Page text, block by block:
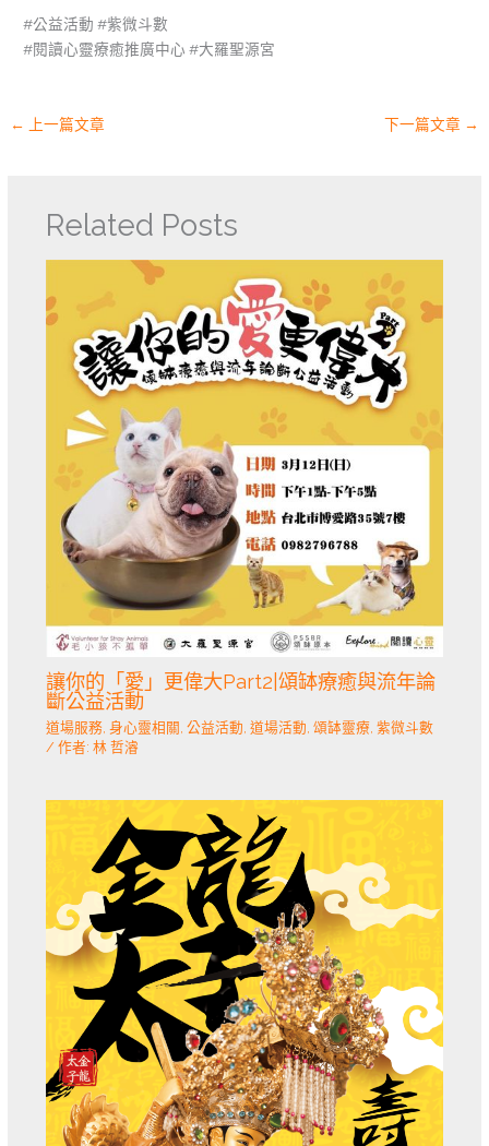
#公益活動 #紫微斗數
#閱讀心靈療癒推廣中心 #大羅聖源宮
← 上一篇文章 下一篇文章 →
Related Posts
讓你的「愛」更偉大Part2|頌缽療癒與流年論
斷公益活動
道場服務, 身心靈相關 , 公益活動, 道場活動, 頌缽靈療, 紫微斗數
/ 作者: 林 哲濬